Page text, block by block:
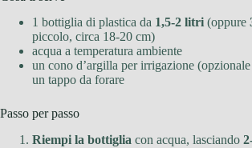
1 bottiglia di plastica da 1,5-2 litri (oppure
piccolo, circa 18-20 cm)
acqua a temperatura ambiente
un cono d’argilla per irrigazione
un tappo da forare
Passo per passo
Riempi la bottiglia con acqua, lasciando